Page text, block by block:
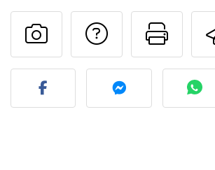
Postează o